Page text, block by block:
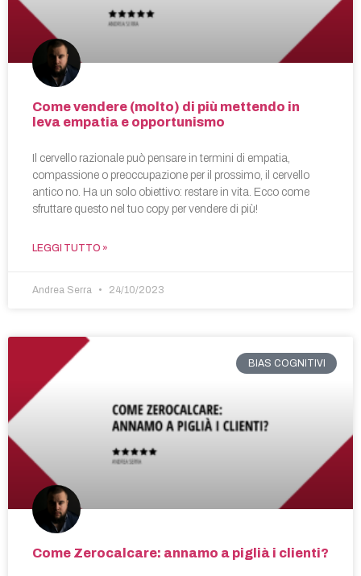
Come vendere (molto) di più mettendo in
leva empatia e opportunismo
Il cervello razionale può pensare in termini di empatia,
compassione o preoccupazione per il prossimo, il cervello
antico no. Ha un solo obiettivo: restare in vita. Ecco come
sfruttare questo nel tuo copy per vendere di più!
LEGGI TUTTO »
Andrea Serra 24/10/2023
BIAS COGNITIVI
Come Zerocalcare: annamo a piglià i clienti?